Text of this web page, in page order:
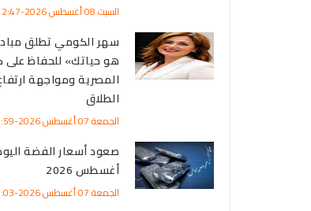
السبت 08 أغسطس 2026-12:47
سهر الكومي تطلق
هو حياتك» للحفاظ على
المصرية ومواجهة
الطلاق
الجمعة 07 أغسطس 2026-10:59
أغسطس 2026
الجمعة 07 أغسطس 2026-10:03